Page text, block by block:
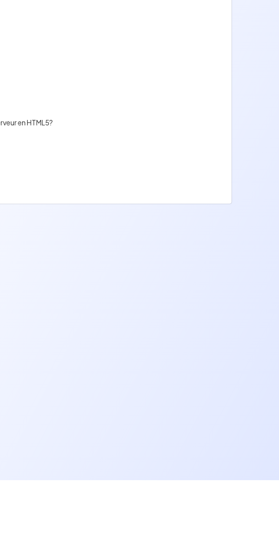
en HTML5?